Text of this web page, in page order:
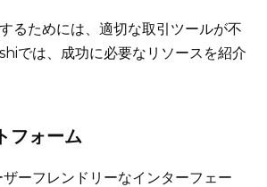
るためには、適切な取引ツールが不
では、成功に必要なリソースを紹介
フォーム
ーフレンドリーなインターフェー